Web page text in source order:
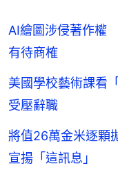
AI繪圖涉侵著作
有待商榷
美國學校藝術課
受壓辭職
將值26萬金米逐
宣揚「這訊息」